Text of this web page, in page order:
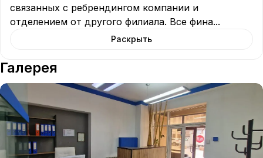
связанных с ребрендингом компании и
отделением от другого филиала. Все фина...
Раскрыть
Галерея